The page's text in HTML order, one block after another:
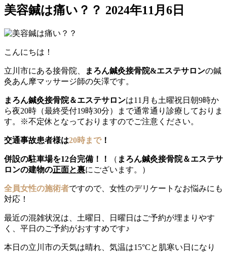
美容鍼は痛い？？ 2024年11月6日
こんにちは！
立川市にある接骨院、 まろん鍼灸接骨院&エステサロンの鍼
灸あん摩マッサージ師の矢澤です。
まろん鍼灸接骨院＆エステサロンは11月も土曜祝日朝9時か
ら夜20時（最終受付19時30分）まで通常通り診療しておりま
す。※不定休となっておりますのでご注意ください。
交通事故患者様は20時まで！
併設の駐車場を12台完備！！ （ まろん鍼灸接骨院＆エステサ
ロンの建物の正面と裏にございます。）
全員女性の施術者ですので、女性のデリケートなお悩みにも
対応！
最近の混雑状況は、土曜日、日曜日はご予約が埋まりやす
く、平日のご予約がおすすめです♪
本日の立川市の天気は晴れ、気温は15°Cと肌寒い日になり